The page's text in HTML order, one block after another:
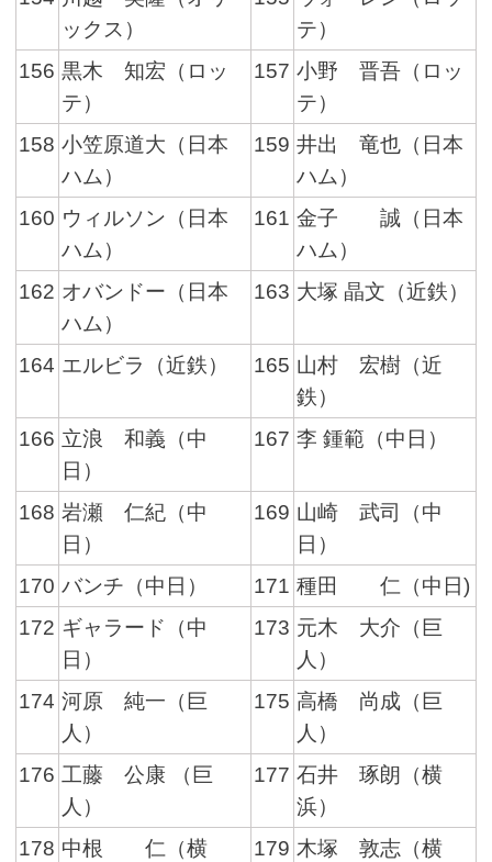
ックス）
テ）
156 黒木 知宏（ロッ
テ）
157 小野 晋吾（ロッ
テ）
158 小笠原道大（日本
ハム）
159 井出 竜也（日本
ハム）
160 ウィルソン（日本
ハム）
161 金子 誠（日本
ハム）
162 オバンドー（日本
ハム）
163 大塚 晶文（近鉄）
164 エルビラ（近鉄） 165 山村 宏樹（近
鉄）
166 立浪 和義（中
日）
167 李 鍾範（中日）
168 岩瀬 仁紀（中
日）
169 山崎 武司（中
日）
170 バンチ（中日） 171 種田 仁（中日)
172 ギャラード（中
日）
173 元木 大介（巨
人）
174 河原 純一（巨
人）
175 高橋 尚成（巨
人）
176 工藤 公康 （巨
人）
177 石井 琢朗（横
浜）
178 中根 仁（横
179 木塚 敦志（横